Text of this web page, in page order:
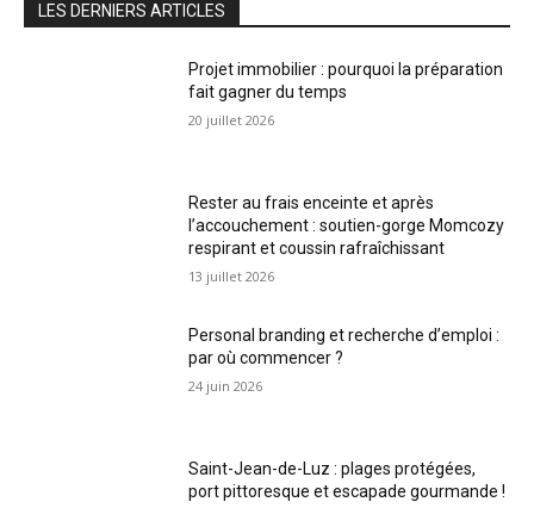
LES DERNIERS ARTICLES
Projet immobilier : pourquoi la préparation
fait gagner du temps
20 juillet 2026
Rester au frais enceinte et après
l’accouchement : soutien-gorge Momcozy
respirant et coussin rafraîchissant
13 juillet 2026
Personal branding et recherche d’emploi :
par où commencer ?
24 juin 2026
Saint-Jean-de-Luz : plages protégées,
port pittoresque et escapade gourmande !